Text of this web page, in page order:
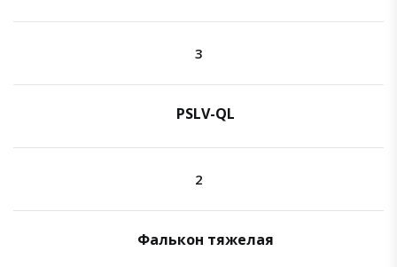
3
PSLV-QL
2
Фалькон тяжелая